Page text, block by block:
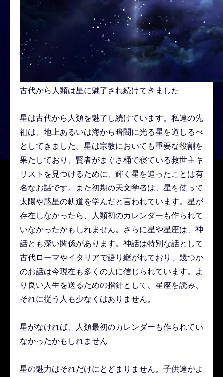
古代から人類は星に魅了され続けてきました
星は古代から人類を魅了し続けています。私達の先
祖は、地上あるいは海から暗闇に光る星を道しるべ
としてきました。星は宗教においても重要な役割を
果たしており、賢者がまぐさ桶で寝ている救世主キ
リストを見つけるために、輝く星を追ったことは有
名なお話です。また初期の天文学者は、星を使って
太陽や惑星の軌道を学んだと言われています。星が
存在しなかったら、人類初のカレンダーも作られて
いなかったかもしれません。さらに星や星座は、神
話とも深い関係があります。神話は特別な話として
古代ローマやイタリアで語り継がれており、幾つか
のお話は今現在も多くの人に信じられています。よ
り良い人生を送るための指針として、星座を読み、
それに従う人も少なくはありません。
星がなければ、人類最初のカレンダーも作られてい
なかったかもしれません
星の魅力はそれだけにとどまりません。子供達がよ